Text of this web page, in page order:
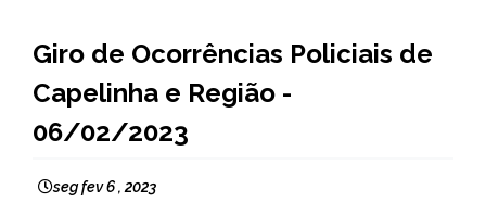
NOTÍCIAS
Giro de Ocorrências Policiais de
Capelinha e Região -
06/02/2023
seg fev 6 , 2023